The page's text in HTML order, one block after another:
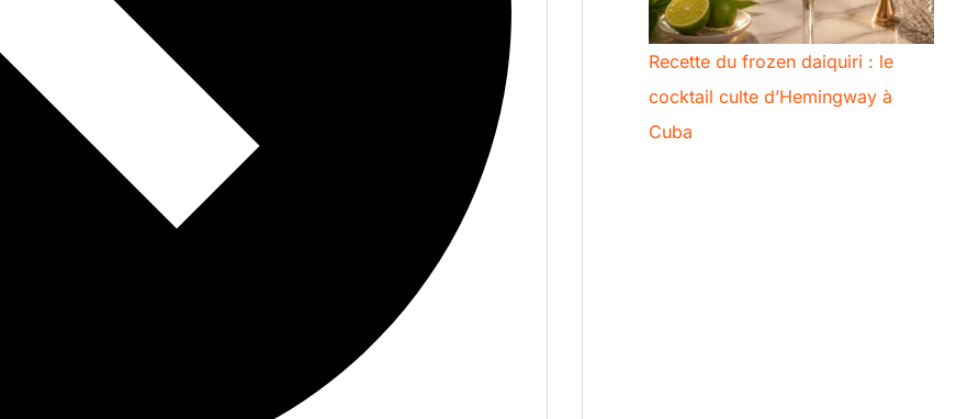
Recette du frozen daiquiri : le
cocktail culte d’Hemingway à
Cuba